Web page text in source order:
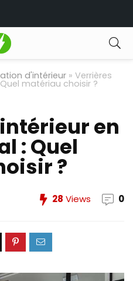
d'intérieur » Verrières
matériau choisir ?
en
: Quel
?
28 Views 0